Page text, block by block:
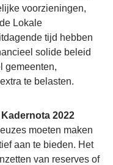
voorzieningen,
Lokale
tijd hebben
solide beleid
gemeenten,
te belasten.
2022
moeten maken
aan te bieden. Het
van reserves of